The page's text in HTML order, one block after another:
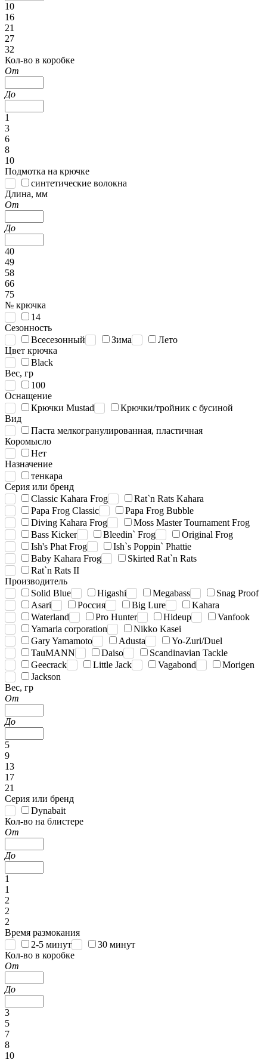
10
16
21
27
32
Кол-во в коробке
От
До
1
3
6
8
10
Подмотка на крючке
синтетические волокна
Длина, мм
От
До
40
49
58
66
75
№ крючка
14
Сезонность
Всесезонный
Зима
Лето
Цвет крючка
Black
Вес, гр
100
Оснащение
Крючки Mustad
Крючки/тройник с бусиной
Вид
Паста мелкогранулированная, пластичная
Коромысло
Нет
Назначение
тенкара
Серия или бренд
Classic Kahara Frog
Rat`n Rats Kahara
Papa Frog Classic
Papa Frog Bubble
Diving Kahara Frog
Moss Master Tournament Frog
Bass Kicker
Bleedin` Frog
Original Frog
Ish's Phat Frog
Ish`s Poppin` Phattie
Baby Kahara Frog
Skirted Rat`n Rats
Rat`n Rats II
Производитель
Solid Blue
Higashi Megabass
Snag Proof
Asari
Россия Big Lure
Kahara
Waterland
Pro Hunter Hideup
Vanfook
Yamaria corporation
Nikko Kasei
Gary Yamamoto
Adusta
Yo-Zuri/Duel
TauMANN
Daiso
Scandinavian Tackle
Geecrack
Little Jack Vagabond
Morigen
Jackson
Вес, гр
От
До
5
9
13
17
21
Серия или бренд
Dynabait
Кол-во на блистере
От
До
1
1
2
2
2
Время размокания
2-5 минут
30 минут
Кол-во в коробке
От
До
3
5
7
8
10